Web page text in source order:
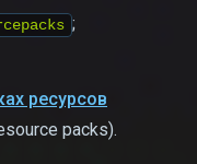
;
ресурсов
packs).